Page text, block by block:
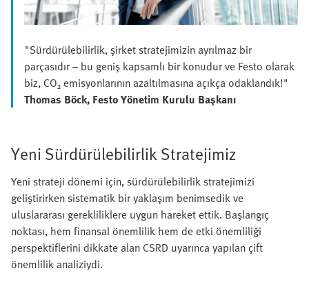
"Sürdürülebilirlik, şirket stratejimizin ayrılmaz bir
parçasıdır – bu geniş kapsamlı bir konudur ve Festo olarak
biz, CO₂ emisyonlarının azaltılmasına açıkça odaklandık!"
Thomas Böck, Festo Yönetim Kurulu Başkanı
Yeni Sürdürülebilirlik Stratejimiz
Yeni strateji dönemi için, sürdürülebilirlik stratejimizi
geliştirirken sistematik bir yaklaşım benimsedik ve
uluslararası gerekliliklere uygun hareket ettik. Başlangıç
noktası, hem finansal önemlilik hem de etki önemliliği
perspektiflerini dikkate alan CSRD uyarınca yapılan çift
önemlilik analiziydi.